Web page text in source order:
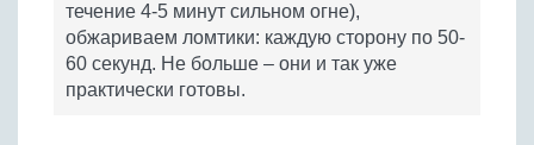
течение 4-5 минут сильном огне),
обжариваем ломтики: каждую сторону по 50-
60 секунд. Не больше – они и так уже
практически готовы.